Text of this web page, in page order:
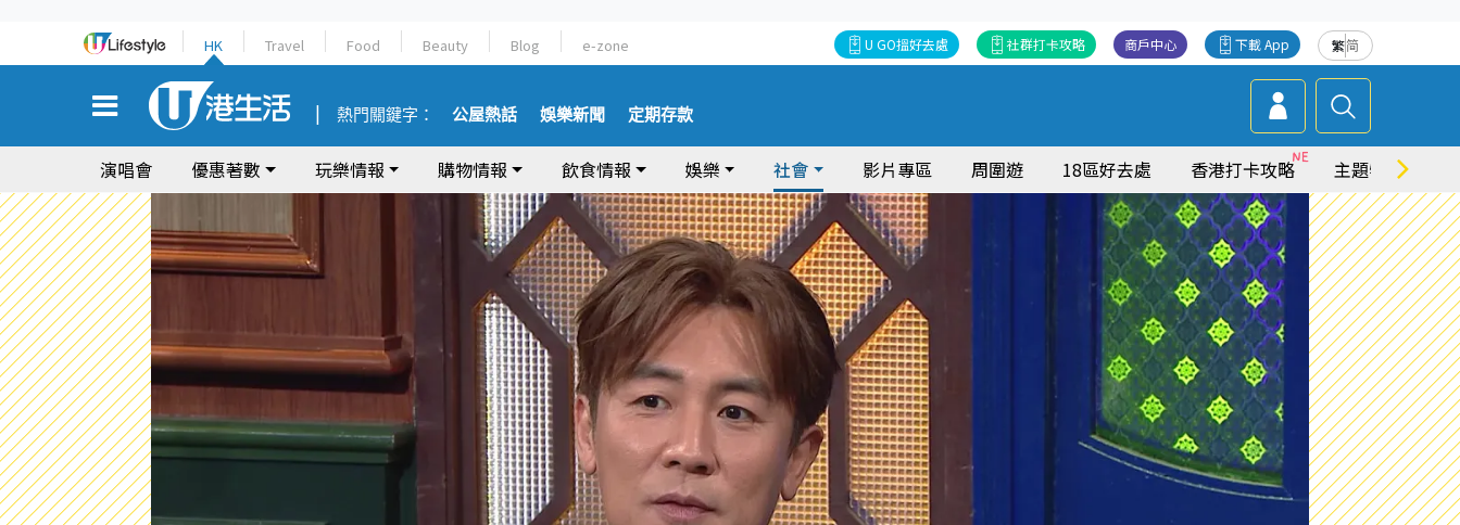
HK Travel Food Beauty Blog e-zone 繁简
下載 App
商戶中心
社群打卡攻略
U GO搵好去處
熱門關鍵字： 公屋熱話 娛樂新聞 定期存款
演唱會 優惠著數 玩樂情報 購物情報 飲食情報 娛樂 社會 影片專區 周圍遊 18區好去處 香港打卡攻略 主題特集